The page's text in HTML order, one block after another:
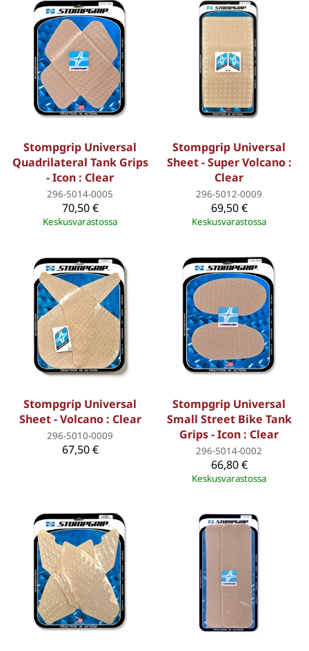
Stompgrip Universal
Quadrilateral Tank Grips
- Icon : Clear
296-5014-0005
70,50 €
Keskusvarastossa
Stompgrip Universal
Sheet - Super Volcano :
Clear
296-5012-0009
69,50 €
Keskusvarastossa
Stompgrip Universal
Sheet - Volcano : Clear
296-5010-0009
67,50 €
Stompgrip Universal
Small Street Bike Tank
Grips - Icon : Clear
296-5014-0002
66,80 €
Keskusvarastossa